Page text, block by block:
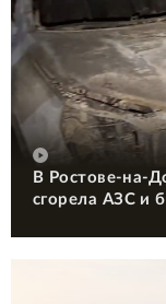
В Ростове-на-
сгорела АЗС и